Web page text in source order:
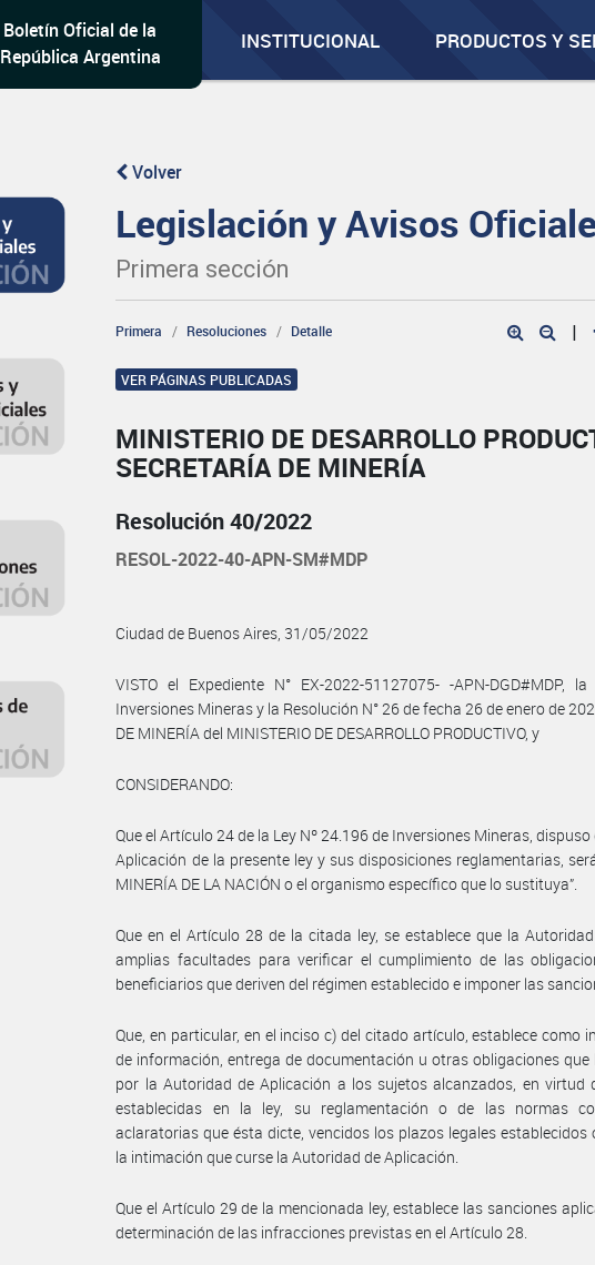
Boletín Oficial de la
República Argentina
INSTITUCIONAL PRODUCTOS Y
Volver
Legislación y Avisos
Primera sección
Primera Resoluciones Detalle |
VER PÁGINAS PUBLICADAS
MINISTERIO DE DESARROLLO
SECRETARÍA DE MINERÍA
Resolución 40/2022
RESOL-2022-40-APN-SM#MDP
Ciudad de Buenos Aires, 31/05/2022
VISTO el Expediente N° EX-2022-51127075- -APN-DGD#MDP,
Inversiones Mineras y la Resolución N° 26 de fecha 26 de enero de
DE MINERÍA del MINISTERIO DE DESARROLLO PRODUCTIVO, y
CONSIDERANDO:
Que el Artículo 24 de la Ley Nº 24.196 de Inversiones Mineras,
Aplicación de la presente ley y sus disposiciones reglamentarias,
MINERÍA DE LA NACIÓN o el organismo específico que lo sustituya”.
Que en el Artículo 28 de la citada ley, se establece que la
amplias facultades para verificar el cumplimiento de las
beneficiarios que deriven del régimen establecido e imponer las
Que, en particular, en el inciso c) del citado artículo, establece como
de información, entrega de documentación u otras obligaciones que
por la Autoridad de Aplicación a los sujetos alcanzados, en virtud
establecidas en la ley, su reglamentación o de las normas
aclaratorias que ésta dicte, vencidos los plazos legales establecidos
la intimación que curse la Autoridad de Aplicación.
Que el Artículo 29 de la mencionada ley, establece las sanciones
determinación de las infracciones previstas en el Artículo 28.